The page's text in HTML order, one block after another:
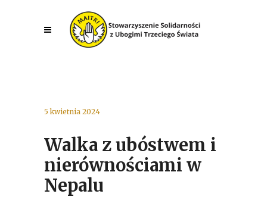
5 kwietnia 2024
Walka z ubóstwem i
nierównościami w
Nepalu